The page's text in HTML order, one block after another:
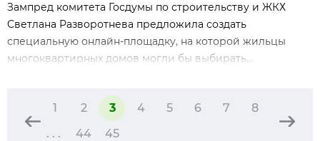
Зампред комитета Госдумы по строительству и ЖКХ
Светлана Разворотнева предложила создать
специальную онлайн-площадку, на которой жильцы
многоквартирных домов могли бы выбирать...
1 2 3 4 5 6 7
8
. . .
44 45